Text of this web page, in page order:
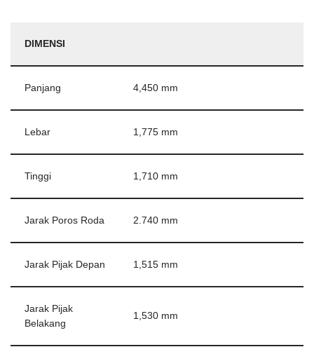
DIMENSI
Panjang 4,450 mm
Lebar 1,775 mm
Tinggi 1,710 mm
Jarak Poros Roda 2.740 mm
Jarak Pijak Depan 1,515 mm
Jarak Pijak
Belakang
1,530 mm